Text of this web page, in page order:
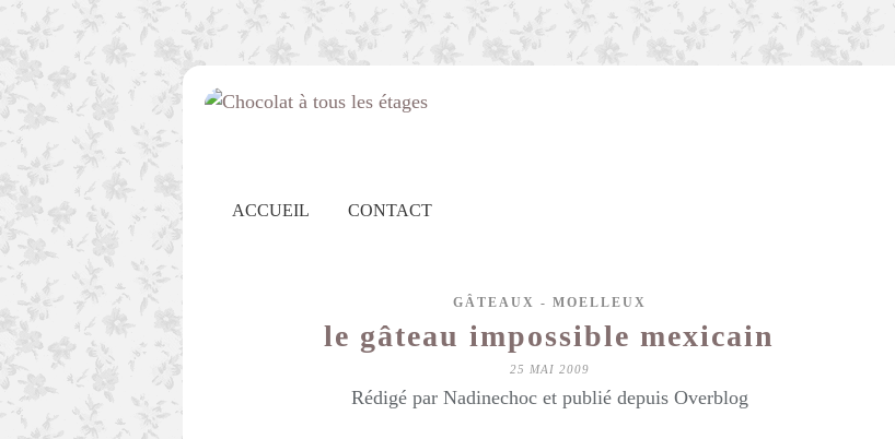
ACCUEIL CONTACT
GÂTEAUX - MOELLEUX
le gâteau impossible mexicain
25 MAI 2009
Rédigé par Nadinechoc et publié depuis Overblog